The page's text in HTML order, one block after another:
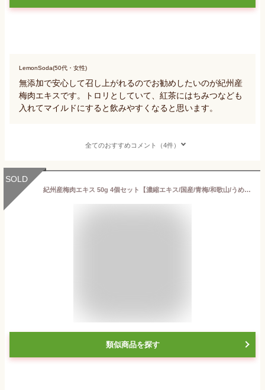
LemonSoda(50代・女性)
無添加で安心して召し上がれるのでお勧めしたいのが紀州産
梅肉エキスです。トロリとしていて、紅茶にはちみつなども
入れてマイルドにすると飲みやすくなると思います。
全てのおすすめコメント（4件）
SOLD
紀州産梅肉エキス 50g 4個セット【濃縮エキス/国産/青梅/和歌山/うめ/クエン酸/無添加/原料梅のみ/健康/安心国内製造/コプリナ/送料無料】
類似商品を探す